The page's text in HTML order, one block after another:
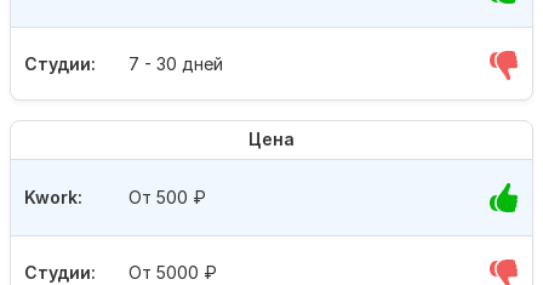
Студии: 7 - 30 дней
Цена
Студии: От 5000 ₽
Kwork: От 500 ₽